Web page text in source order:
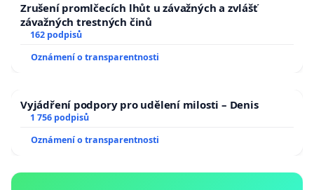
Zrušení promlčecích lhůt u závažných a zvlášť
závažných trestných činů
162 podpisů
Oznámení o transparentnosti
Vyjádření podpory pro udělení milosti – Denis
1 756 podpisů
Oznámení o transparentnosti